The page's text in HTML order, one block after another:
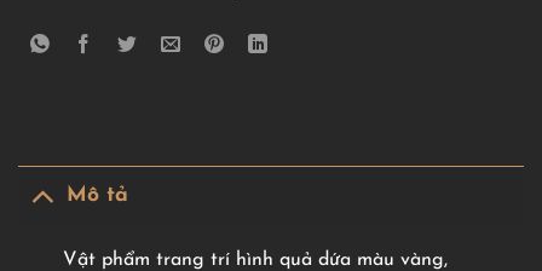
Mô tả
Vật phẩm trang trí hình quả dứa màu vàng,